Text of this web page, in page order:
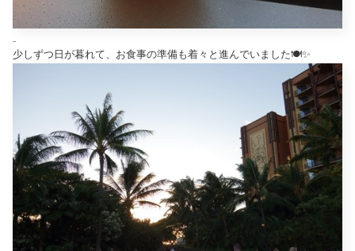
少しずつ日が暮れて、お食事の準備も着々と進んでいました🍽✨